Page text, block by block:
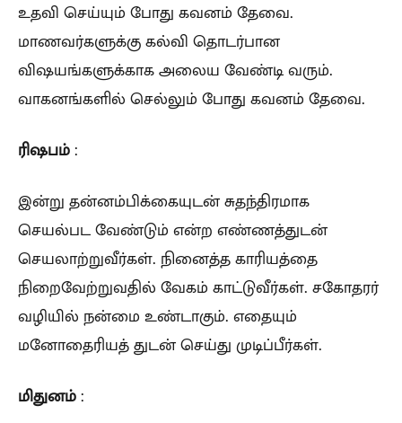
உதவி செய்யும் போது கவனம் தேவை.
மாணவர்களுக்கு கல்வி தொடர்பான
விஷயங்களுக்காக அலைய வேண்டி வரும்.
வாகனங்களில் செல்லும் போது கவனம் தேவை.
ரிஷபம் :
இன்று தன்னம்பிக்கையுடன் சுதந்திரமாக
செயல்பட வேண்டும் என்ற எண்ணத்துடன்
செயலாற்றுவீர்கள். நினைத்த காரியத்தை
நிறைவேற்றுவதில் வேகம் காட்டுவீர்கள். சகோதரர்
வழியில் நன்மை உண்டாகும். எதையும்
மனோதைரியத் துடன் செய்து முடிப்பீர்கள்.
மிதுனம் :